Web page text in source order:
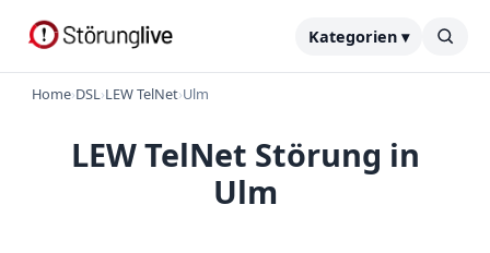
Kategorien ▾
Home›DSL›LEW TelNet›Ulm
LEW TelNet Störung in
Ulm